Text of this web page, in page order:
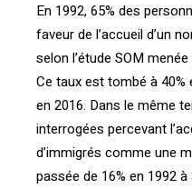
En 1992, 65% des
faveur de l’accueil d’un
selon l’étude SOM
Ce taux est tombé à 40%
en 2016. Dans le même
interrogées percevant
d’immigrés comme une
passée de 16% en 1992